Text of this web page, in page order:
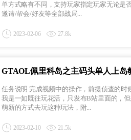
单方式略有不同，支持玩家指定玩家无论是否
邀请/帮会/好友等全部战局...
2023-02-06 27.8k
GTAOL佩里科岛之主码头单人上岛
任务说明 完成视频中的操作，前提侦查的时候具备基本相同的兴趣点和次要目标条件，否则难度会增大。 原本此视频
我是一如既往玩花活，只发布B站里面的，
萌新的方式去玩这种玩法，附...
2023-02-10 21.5k